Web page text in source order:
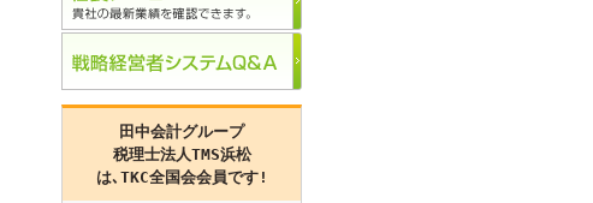
田中会計グループ
税理士法人TMS浜松
は､ TKC全国会会員です!